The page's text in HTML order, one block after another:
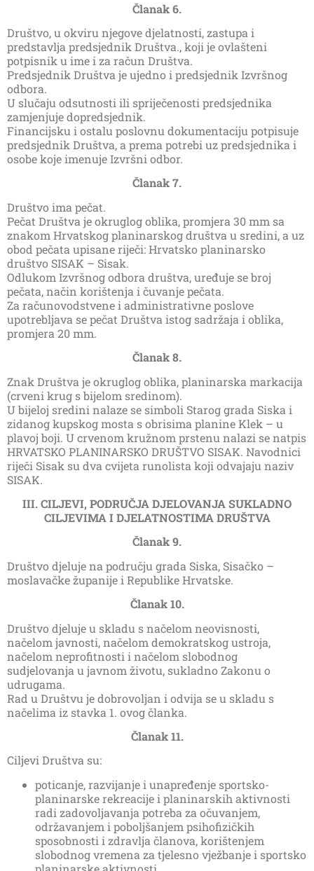
Članak 6.
Društvo, u okviru njegove djelatnosti, zastupa i
predstavlja predsjednik Društva., koji je ovlašteni
potpisnik u ime i za račun Društva.
Predsjednik Društva je ujedno i predsjednik Izvršnog
odbora.
U slučaju odsutnosti ili spriječenosti predsjednika
zamjenjuje dopredsjednik.
Financijsku i ostalu poslovnu dokumentaciju potpisuje
predsjednik Društva, a prema potrebi uz predsjednika i
osobe koje imenuje Izvršni odbor.
Članak 7.
Društvo ima pečat.
Pečat Društva je okruglog oblika, promjera 30 mm sa
znakom Hrvatskog planinarskog društva u sredini, a uz
obod pečata upisane riječi: Hrvatsko planinarsko
društvo SISAK – Sisak.
Odlukom Izvršnog odbora društva, uređuje se broj
pečata, način korištenja i čuvanje pečata.
Za računovodstvene i administrativne poslove
upotrebljava se pečat Društva istog sadržaja i oblika,
promjera 20 mm.
Članak 8.
Znak Društva je okruglog oblika, planinarska markacija
(crveni krug s bijelom sredinom).
U bijeloj sredini nalaze se simboli Starog grada Siska i
zidanog kupskog mosta s obrisima planine Klek – u
plavoj boji. U crvenom kružnom prstenu nalazi se natpis
HRVATSKO PLANINARSKO DRUŠTVO SISAK. Navodnici
riječi Sisak su dva cvijeta runolista koji odvajaju naziv
SISAK.
III. CILJEVI, PODRUČJA DJELOVANJA SUKLADNO
CILJEVIMA I DJELATNOSTIMA DRUŠTVA
Članak 9.
Društvo djeluje na području grada Siska, Sisačko –
moslavačke županije i Republike Hrvatske.
Članak 10.
Društvo djeluje u skladu s načelom neovisnosti,
načelom javnosti, načelom demokratskog ustroja,
načelom neprofitnosti i načelom slobodnog
sudjelovanja u javnom životu, sukladno Zakonu o
udrugama.
Rad u Društvu je dobrovoljan i odvija se u skladu s
načelima iz stavka 1. ovog članka.
Članak 11.
Ciljevi Društva su:
poticanje, razvijanje i unapređenje sportsko-
planinarske rekreacije i planinarskih aktivnosti
radi zadovoljavanja potreba za očuvanjem,
održavanjem i poboljšanjem psihofizičkih
sposobnosti i zdravlja članova, korištenjem
slobodnog vremena za tjelesno vježbanje i sportsko